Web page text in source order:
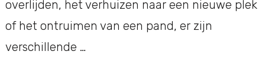
overlijden, het verhuizen naar een nieuwe plek
of het ontruimen van een pand, er zijn
verschillende …